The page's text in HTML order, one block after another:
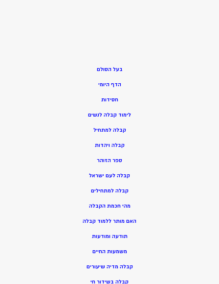
בעל הסולם
הדף היומי
חסידות
לימוד קבלה לנשים
קבלה למתחיל
קבלה ויהדות
ספר הזוהר
קבלה לעם ישראל
קבלה למתחילים
מהי חכמת הקבלה
האם מותר ללמוד קבלה
תודעה ומודעות
משמעות החיים
קבלה מדיה שיעורים
קבלה בשידור חי